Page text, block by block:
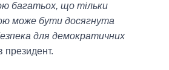
багатьох, що тільки
може бути досягнута
для демократичних
президент.